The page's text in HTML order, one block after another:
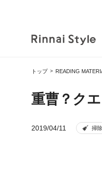
トップ READING
重曹？ク
2019/04/11 掃除